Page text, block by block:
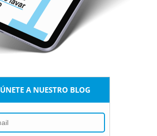
ÚNETE A NUESTRO BLOG